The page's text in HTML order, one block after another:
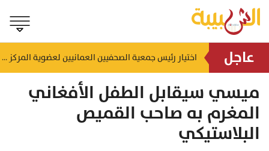
عاجل إنجاز بحري جديد.. القبطان محمد البوسعيدي أول عُماني يقود ناقلة منتجات نفطية متوسطة المدى منذ ١٣ ساعة اختيار رئيس جمعية الصحفيين العمانيين لعضوية المركز الدولي لمكافحة التضليل (ICCMD)
ميسي سيقابل الطفل الأفغاني
المغرم به صاحب القميص
البلاستيكي